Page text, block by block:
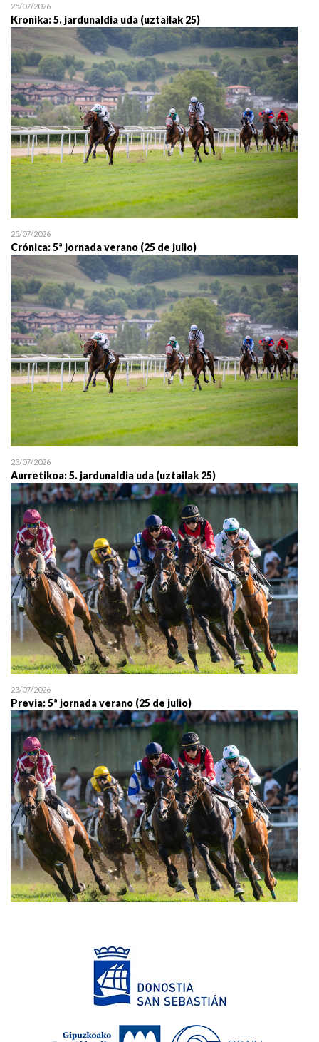
25/07/2026
Kronika: 5. jardunaldia uda (uztailak 25)
25/07/2026
Crónica: 5ª jornada verano (25 de julio)
23/07/2026
Aurretikoa: 5. jardunaldia uda (uztailak 25)
23/07/2026
Previa: 5ª jornada verano (25 de julio)